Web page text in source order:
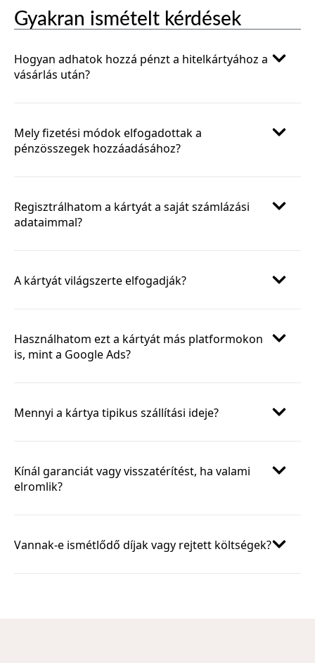
Gyakran ismételt kérdések
Hogyan adhatok hozzá pénzt a hitelkártyához a
vásárlás után?
Mely fizetési módok elfogadottak a
pénzösszegek hozzáadásához?
Regisztrálhatom a kártyát a saját számlázási
adataimmal?
A kártyát világszerte elfogadják?
Használhatom ezt a kártyát más platformokon
is, mint a Google Ads?
Mennyi a kártya tipikus szállítási ideje?
Kínál garanciát vagy visszatérítést, ha valami
elromlik?
Vannak-e ismétlődő díjak vagy rejtett költségek?